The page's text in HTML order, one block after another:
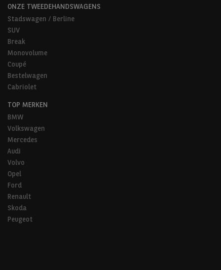
ONZE TWEEDEHANDSWAGENS
Stadswagen / Berline
SUV
Break
Monovolume
Coupé
Bestelwagen
Cabriolet
TOP MERKEN
BMW
Volkswagen
Mercedes
Audi
Volvo
Opel
Ford
Renault
Skoda
Peugeot